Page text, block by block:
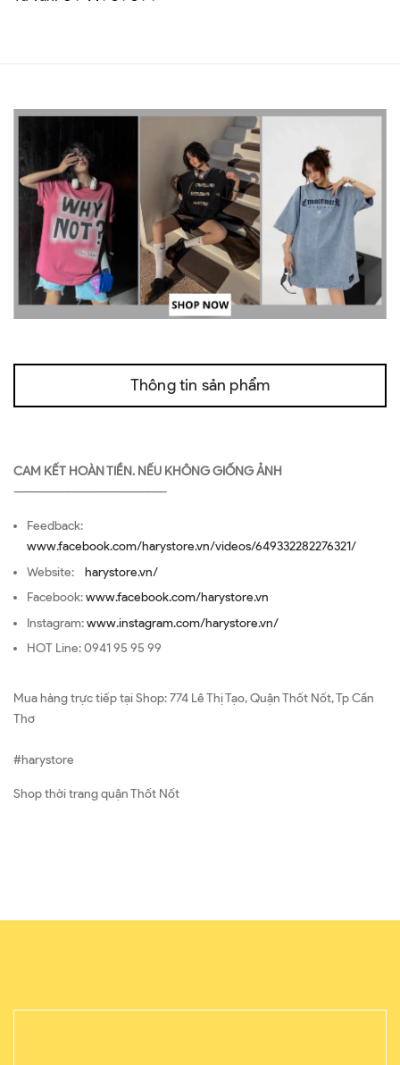
Thông tin sản phẩm
CAM KẾT HOÀN TIỀN. NẾU KHÔNG GIỐNG ẢNH
—————————————————
Feedback:
www.facebook.com/harystore.vn/videos/649332282276321/
Website: harystore.vn/
Facebook:www.facebook.com/harystore.vn
Instagram:www.instagram.com/harystore.vn/
HOT Line: 0941 95 95 99
Mua hàng trực tiếp tại Shop: 774 Lê Thị Tạo, Quận Thốt Nốt, Tp Cần
Thơ
#harystore
Shop thời trang quận Thốt Nốt